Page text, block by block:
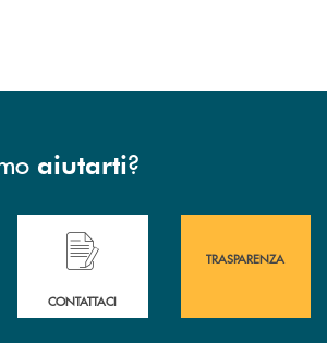
aiutarti?
delle&nbsp; filiali&nbsp; di Banca
Hai bisogno di assistenza immediata?
CONTATTACI
TRASPARENZA